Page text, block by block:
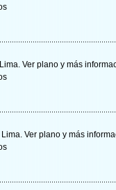
Ver plano y más
Lima. Ver plano y más